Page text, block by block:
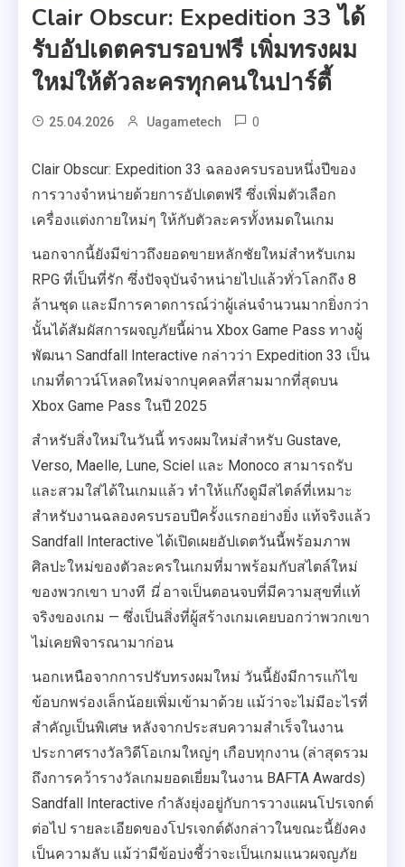
Clair Obscur: Expedition 33 ได้
รับอัปเดตครบรอบฟรี เพิ่มทรงผม
ใหม่ให้ตัวละครทุกคนในปาร์ตี้
25.04.2026 Uagametech 0
Clair Obscur: Expedition 33 ฉลองครบรอบหนึ่งปีของ
การวางจำหน่ายด้วยการอัปเดตฟรี ซึ่งเพิ่มตัวเลือก
เครื่องแต่งกายใหม่ๆ ให้กับตัวละครทั้งหมดในเกม
นอกจากนี้ยังมีข่าวถึงยอดขายหลักชัยใหม่สำหรับเกม
RPG ที่เป็นที่รัก ซึ่งปัจจุบันจำหน่ายไปแล้วทั่วโลกถึง 8
ล้านชุด และมีการคาดการณ์ว่าผู้เล่นจำนวนมากยิ่งกว่า
นั้นได้สัมผัสการผจญภัยนี้ผ่าน Xbox Game Pass ทางผู้
พัฒนา Sandfall Interactive กล่าวว่า Expedition 33 เป็น
เกมที่ดาวน์โหลดใหม่จากบุคคลที่สามมากที่สุดบน
Xbox Game Pass ในปี 2025
สำหรับสิ่งใหม่ในวันนี้ ทรงผมใหม่สำหรับ Gustave,
Verso, Maelle, Lune, Sciel และ Monoco สามารถรับ
และสวมใส่ได้ในเกมแล้ว ทำให้แก๊งดูมีสไตล์ที่เหมาะ
สำหรับงานฉลองครบรอบปีครั้งแรกอย่างยิ่ง แท้จริงแล้ว
Sandfall Interactive ได้เปิดเผยอัปเดตวันนี้พร้อมภาพ
ศิลปะใหม่ของตัวละครในเกมที่มาพร้อมกับสไตล์ใหม่
ของพวกเขา บางที นี่อาจเป็นตอนจบที่มีความสุขที่แท้
จริงของเกม — ซึ่งเป็นสิ่งที่ผู้สร้างเกมเคยบอกว่าพวกเขา
ไม่เคยพิจารณามาก่อน
นอกเหนือจากการปรับทรงผมใหม่ วันนี้ยังมีการแก้ไข
ข้อบกพร่องเล็กน้อยเพิ่มเข้ามาด้วย แม้ว่าจะไม่มีอะไรที่
สำคัญเป็นพิเศษ หลังจากประสบความสำเร็จในงาน
ประกาศรางวัลวิดีโอเกมใหญ่ๆ เกือบทุกงาน (ล่าสุดรวม
ถึงการคว้ารางวัลเกมยอดเยี่ยมในงาน BAFTA Awards)
Sandfall Interactive กำลังยุ่งอยู่กับการวางแผนโปรเจกต์
ต่อไป รายละเอียดของโปรเจกต์ดังกล่าวในขณะนี้ยังคง
เป็นความลับ แม้ว่ามีข้อบ่งชี้ว่าจะเป็นเกมแนวผจญภัย